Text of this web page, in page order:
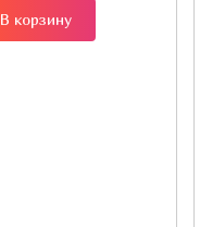
В корзину